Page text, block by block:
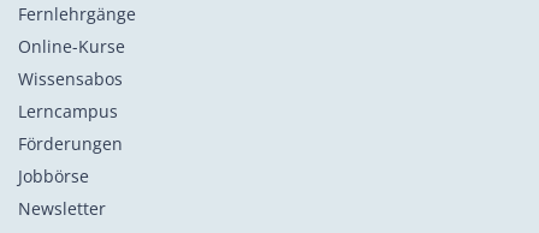
Fernlehrgänge
Online-Kurse
Wissensabos
Lerncampus
Förderungen
Jobbörse
Newsletter